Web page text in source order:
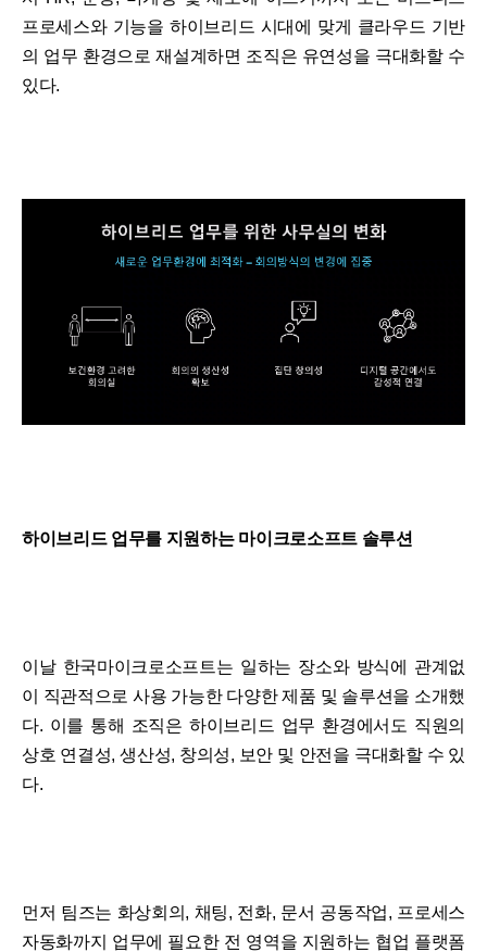
프로세스와 기능을 하이브리드 시대에 맞게 클라우드 기반
의 업무 환경으로 재설계하면 조직은 유연성을 극대화할 수
있다.
하이브리드 업무를 지원하는 마이크로소프트 솔루션
이날 한국마이크로소프트는 일하는 장소와 방식에 관계없
이 직관적으로 사용 가능한 다양한 제품 및 솔루션을 소개했
다. 이를 통해 조직은 하이브리드 업무 환경에서도 직원의
상호 연결성, 생산성, 창의성, 보안 및 안전을 극대화할 수 있
다.
먼저 팀즈는 화상회의, 채팅, 전화, 문서 공동작업, 프로세스
자동화까지 업무에 필요한 전 영역을 지원하는 협업 플랫폼